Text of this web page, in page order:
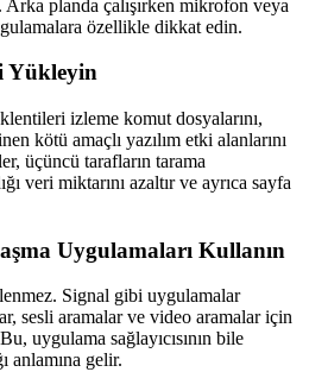
planda çalışırken mikrofon veya
özellikle dikkat edin.
Yükleyin
izleme komut dosyalarını,
kötü amaçlı yazılım etki alanlarını
üçüncü tarafların tarama
veri miktarını azaltır ve ayrıca sayfa
Uygulamaları Kullanın
Signal gibi uygulamalar
sesli aramalar ve video aramalar için
uygulama sağlayıcısının bile
anlamına gelir.